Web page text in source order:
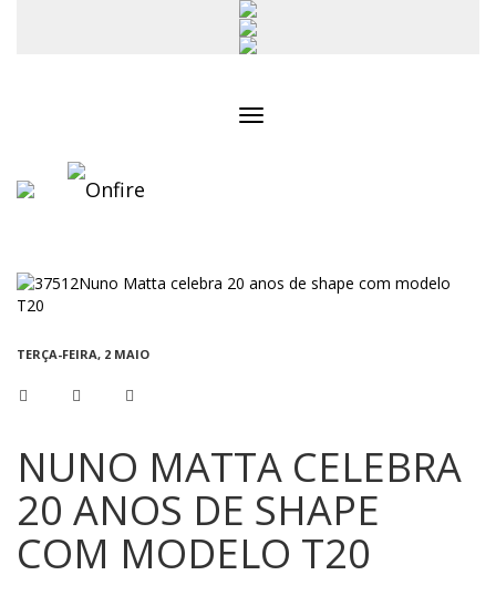
TERÇA-FEIRA, 2 MAIO
NUNO MATTA CELEBRA
20 ANOS DE SHAPE
COM MODELO T20